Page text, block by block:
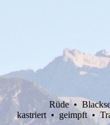
Rüde •
kastriert • geimpft •